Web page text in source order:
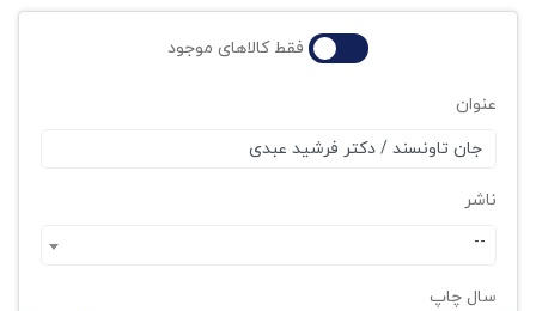
فقط کالاهای موجود
عنوان
ناشر
--
سال چاپ